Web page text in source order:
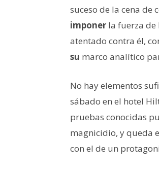
suceso de la cena
imponer la fuerza
atentado contra él,
su marco analítico
No hay elementos
sábado en el hotel
pruebas conocidas
magnicidio, y queda
con el de un